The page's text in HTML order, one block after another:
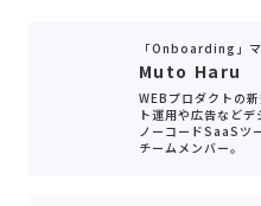
「Onboarding」マ
Muto Haru
WEBプロダクトの
ト運用や広告など
ノーコードSaaS
チームメンバー。